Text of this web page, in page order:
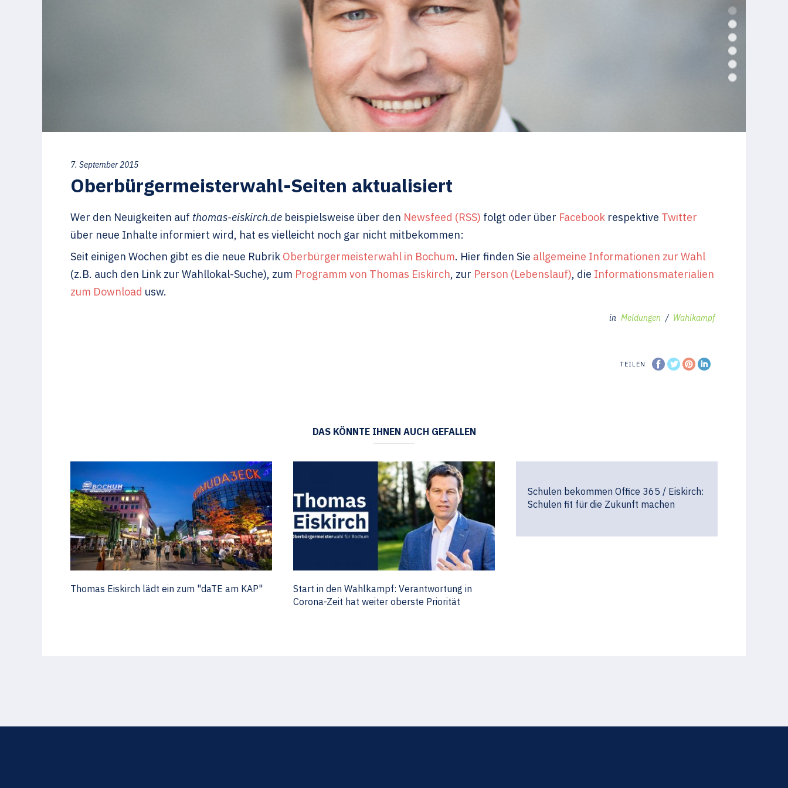
7. September 2015
Oberbürgermeisterwahl-Seiten aktualisiert
Wer den Neuigkeiten auf thomas-eiskirch.de beispielsweise über den Newsfeed (RSS) folgt oder über Facebook respektive Twitter
über neue Inhalte informiert wird, hat es vielleicht noch gar nicht mitbekommen:
Seit einigen Wochen gibt es die neue Rubrik Oberbürgermeisterwahl in Bochum. Hier finden Sie allgemeine Informationen zur Wahl
(z.B. auch den Link zur Wahllokal-Suche), zum Programm von Thomas Eiskirch, zur Person (Lebenslauf), die Informationsmaterialien
zum Download usw.
in Meldungen / Wahlkampf
TEILEN
DAS KÖNNTE IHNEN AUCH GEFALLEN
Thomas Eiskirch lädt ein zum "daTE am KAP"
Start in den Wahlkampf: Verantwortung in
Corona-Zeit hat weiter oberste Priorität
Schulen bekommen Office 365 / Eiskirch:
Schulen fit für die Zukunft machen